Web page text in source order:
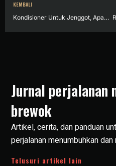
KEMBALI
Kondisioner Untuk Jenggot, Apakah Perlu Digunakan?
Jurnal perjalanan
brewok
Artikel, cerita, dan panduan
perjalanan menumbuhkan
Telusuri artikel lain